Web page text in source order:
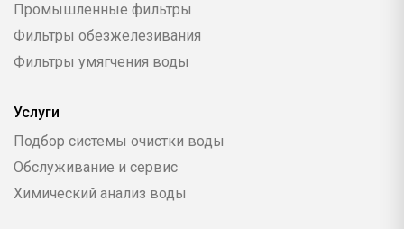
Промышленные фильтры
Фильтры обезжелезивания
Фильтры умягчения воды
Услуги
Подбор системы очистки воды
Обслуживание и сервис
Химический анализ воды